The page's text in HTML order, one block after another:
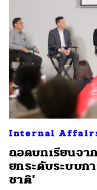
Internal
ถอดบทเรียนจา
ยกระดับระบบก
ชาติ’